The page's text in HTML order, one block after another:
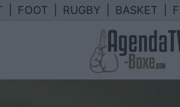
FOOT RUGBY BASKET